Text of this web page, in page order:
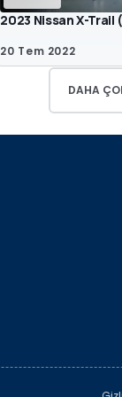
2023 Nissan X-Trail
20 Tem 2022
DAHA